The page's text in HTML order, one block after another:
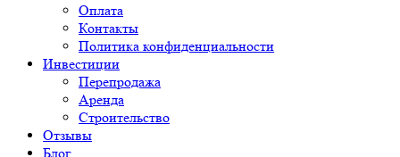
Оплата
Контакты
Политика конфиденциальности
Инвестиции
Перепродажа
Аренда
Строительство
Отзывы
Блог